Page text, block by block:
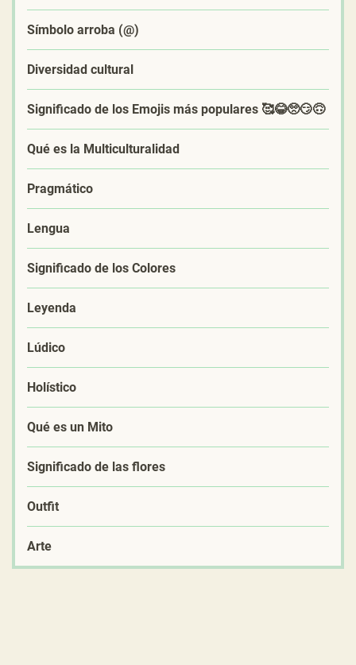
Símbolo arroba (@)
Diversidad cultural
Significado de los Emojis más populares 🥰😂🥺😏🙃
Qué es la Multiculturalidad
Pragmático
Lengua
Significado de los Colores
Leyenda
Lúdico
Holístico
Qué es un Mito
Significado de las flores
Outfit
Arte